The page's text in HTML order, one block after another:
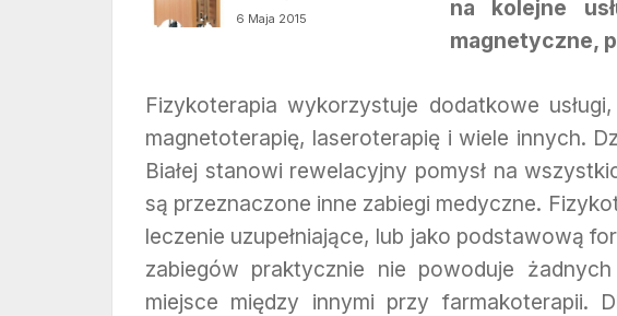
dobrodziejstw
6 Maja 2015
na kolejne
magnetyczne,
Fizykoterapia wykorzystuje dodatkowe
magnetoterapię, laseroterapię i wiele innych.
Białej stanowi rewelacyjny pomysł na
są przeznaczone inne zabiegi medyczne.
leczenie uzupełniające, lub jako podstawową
zabiegów praktycznie nie powoduje
miejsce między innymi przy farmakoterapii.